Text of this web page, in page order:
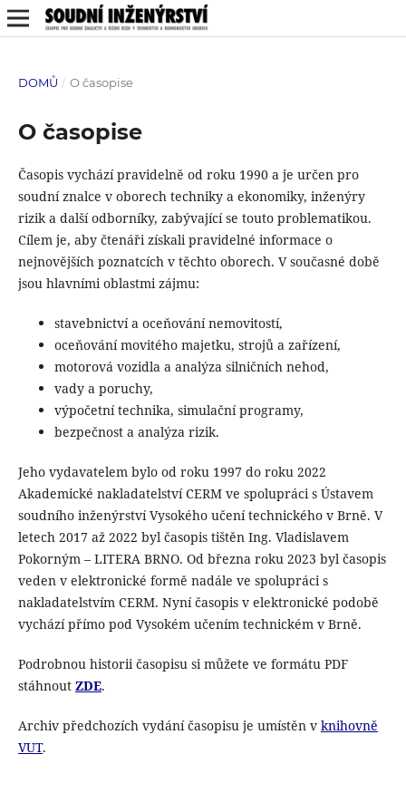
DOMŮ / O časopise
O časopise
Časopis vychází pravidelně od roku 1990 a je určen pro
soudní znalce v oborech techniky a ekonomiky, inženýry
rizik a další odborníky, zabývající se touto problematikou.
Cílem je, aby čtenáři získali pravidelné informace o
nejnovějších poznatcích v těchto oborech. V současné době
jsou hlavními oblastmi zájmu:
stavebnictví a oceňování nemovitostí,
oceňování movitého majetku, strojů a zařízení,
motorová vozidla a analýza silničních nehod,
vady a poruchy,
výpočetní technika, simulační programy,
bezpečnost a analýza rizik.
Jeho vydavatelem bylo od roku 1997 do roku 2022
Akademické nakladatelství CERM ve spolupráci s Ústavem
soudního inženýrství Vysokého učení technického v Brně. V
letech 2017 až 2022 byl časopis tištěn Ing. Vladislavem
Pokorným – LITERA BRNO. Od března roku 2023 byl časopis
veden v elektronické formě nadále ve spolupráci s
nakladatelstvím CERM. Nyní časopis v elektronické podobě
vychází přímo pod Vysokém učením technickém v Brně.
Podrobnou historii časopisu si můžete ve formátu PDF
stáhnout ZDE.
Archiv předchozích vydání časopisu je umístěn v knihovně
VUT.